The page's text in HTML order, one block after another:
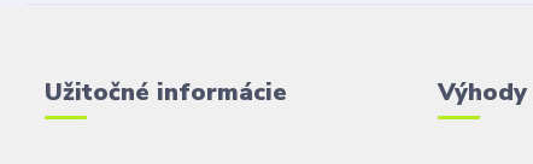
Užitočné informácie